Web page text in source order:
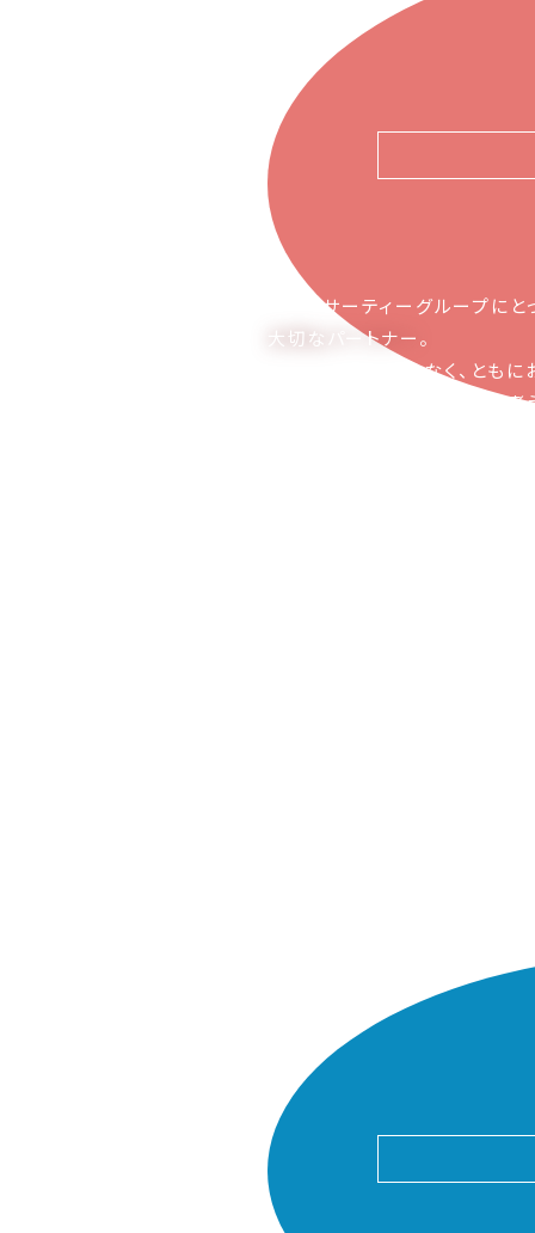
ピアーサーティーグループにと
大切なパートナー。
お取引の関係ではなく、とも
かち合える関係でありたいと考